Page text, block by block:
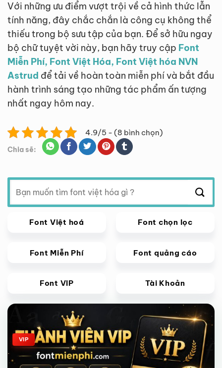
Với những ưu điểm vượt trội về cả hình thức lẫn
tính năng, đây chắc chắn là công cụ không thể
thiếu trong bộ sưu tập của bạn. Để sở hữu ngay
bộ chữ tuyệt vời này, bạn hãy truy cập Font
Miễn Phí, Font Việt Hóa, Font Việt hóa NVN
Astrud để tải về hoàn toàn miễn phí và bắt đầu
hành trình sáng tạo những tác phẩm ấn tượng
nhất ngay hôm nay.
4.9/5 - (8 bình chọn)
Chia sẽ:
Tìm
kiếm:
Font Việt hoá Font chọn lọc
Font Miễn Phí Font quảng cáo
Font VIP Tài Khoản
Giảm giá!
VIP